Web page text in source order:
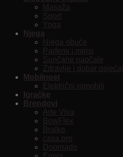
Masaža
Sport
Yoga
Njega
Njega obuće
Parfemi i mirisi
Sunčane naočale
Zdravlje i dobar osjećaj
Mobilnost
Električni romobili
Igračke
Brendovi
Arte Viva
BowFlex
Bralko
casa.pro
Doornado